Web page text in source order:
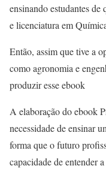
ensinando estudantes
e licenciatura em
Então, assim que tive a
como agronomia e
produzir esse ebook
A elaboração do ebook
necessidade de ensinar
forma que o futuro
capacidade de entender